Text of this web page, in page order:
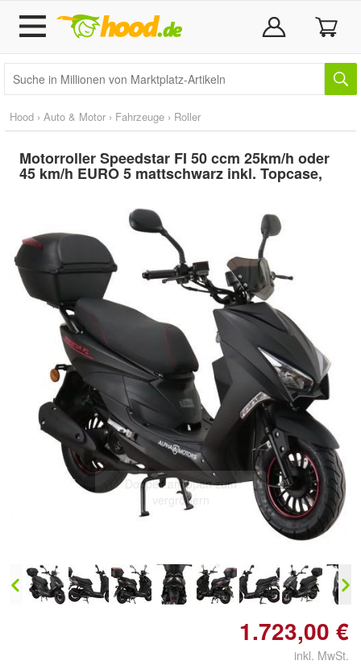
Hood › Auto & Motor › Fahrzeuge › Roller
Motorroller Speedstar FI 50 ccm 25km/h oder
45 km/h EURO 5 mattschwarz inkl. Topcase,
Doppelt antippen zum
vergrößern
1.723,00 €
inkl. MwSt.